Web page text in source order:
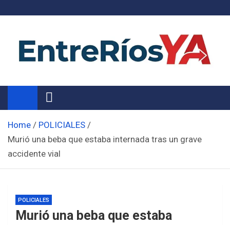
Noticias de Entre Ríos
Información de toda la provincia ahora
Home
POLICIALES
Murió una beba que estaba internada tras un grave
accidente vial
POLICIALES
Murió una beba que estaba